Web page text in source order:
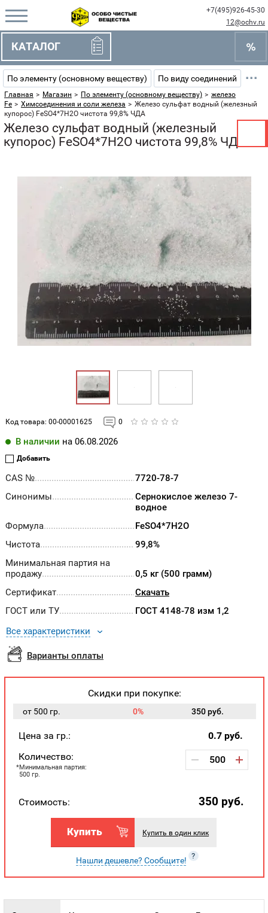
КАТАЛОГ
+7(495)926-45-30
12@ochv.ru
По элементу (основному веществу) По виду соединений ···
Главная > Магазин > По элементу (основному веществу) > железо
Fe > Химсоединения и соли железа > Железо сульфат водный (железный
купорос) FeSO4*7H2O чистота 99,8% ЧДА
Железо сульфат водный (железный
купорос) FeSO4*7H2O чистота 99,8% ЧДА
Код товара: 00-00001625 0
В наличии на 06.08.2026
Добавить
CAS №
7720-78-7
Синонимы
Сернокислое железо 7-
водное
Формула
FeSO4*7H2O
Чистота
99,8%
Минимальная партия на
продажу
0,5 кг (500 грамм)
Сертификат
Скачать
ГОСТ или ТУ
ГОСТ 4148-78 изм 1,2
Все характеристики
Варианты оплаты
Скидки при покупке:
от 500 гр. 0% 350 руб.
Цена за гр.: 0.7 руб.
Количество:
Минимальная партия:
500 гр.
Стоимость: 350 руб.
Купить Купить в один клик
Нашли дешевле? Сообщите! ?